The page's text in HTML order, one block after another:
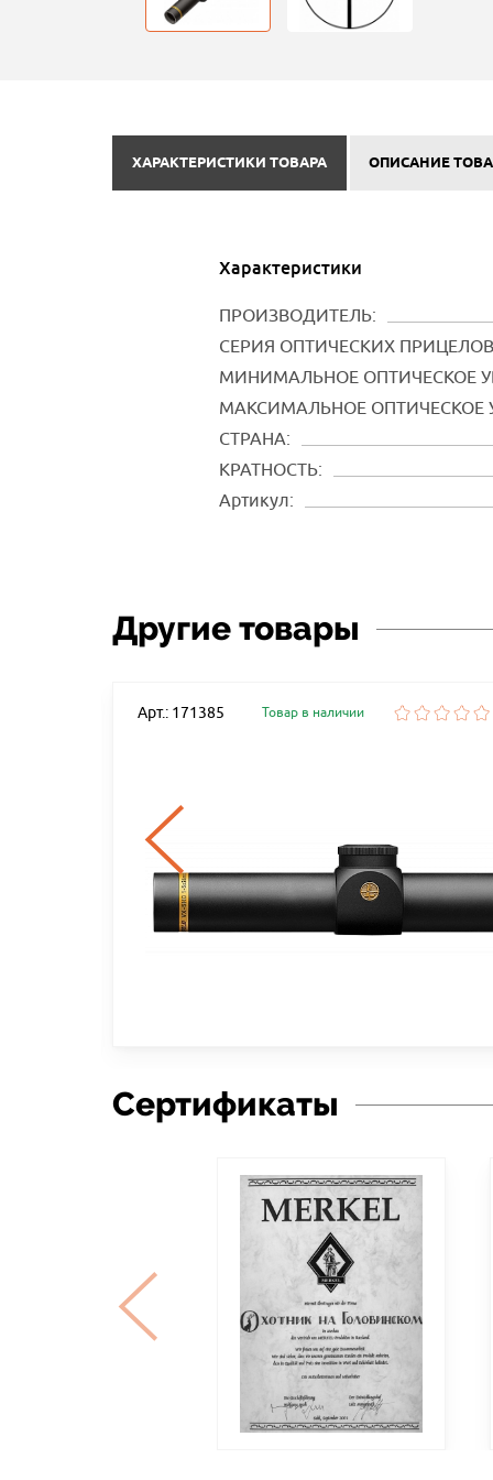
ХАРАКТЕРИСТИКИ ТОВАРА ОПИСАНИЕ
Характеристики
ПРОИЗВОДИТЕЛЬ:
СЕРИЯ ОПТИЧЕСКИХ
МИНИМАЛЬНОЕ ОПТИЧЕСКОЕ
МАКСИМАЛЬНОЕ ОПТИЧЕСКОЕ
СТРАНА:
КРАТНОСТЬ:
Артикул:
Другие товары
Арт.: 171385 Товар в наличии
Сертификаты